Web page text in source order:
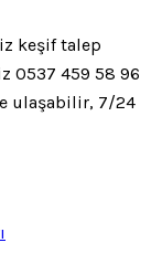
keşif talep
0537 459 58 96
ulaşabilir, 7/24